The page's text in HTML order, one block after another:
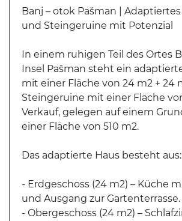
Banj – otok Pašman |
und Steingeruine mit Potenzial
In einem ruhigen Teil des Ortes
Insel Pašman steht ein
mit einer Fläche von 24 m2 + 24
Steingeruine mit einer Fläche
Verkauf, gelegen auf einem
einer Fläche von 510 m2.
Das adaptierte Haus besteht aus:
- Erdgeschoss (24 m2) – Küche
und Ausgang zur Gartenterrasse.
- Obergeschoss (24 m2) –